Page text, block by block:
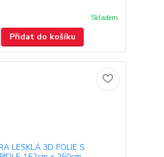
Skladem
Přidat do košíku